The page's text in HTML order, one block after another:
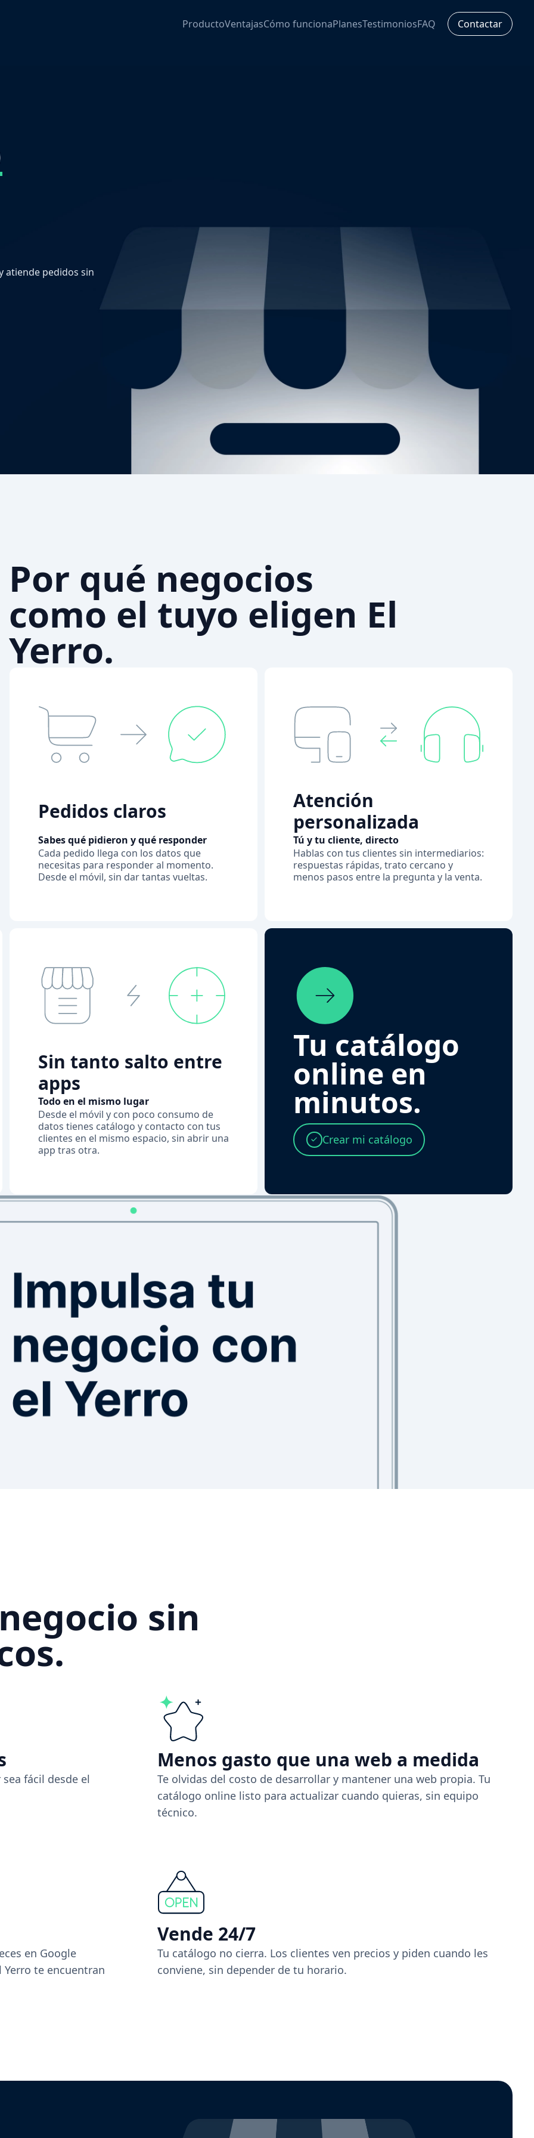
ProductoVentajasCómo funcionaPlanesTestimoniosFAQ Contactar
atiende pedidos sin
Por qué negocios
como el tuyo eligen El
Yerro.
Pedidos claros
Sabes qué pidieron y qué responder
Cada pedido llega con los datos que
necesitas para responder al momento.
Desde el móvil, sin dar tantas vueltas.
Atención
personalizada
Tú y tu cliente, directo
Hablas con tus clientes sin intermediarios:
respuestas rápidas, trato cercano y
menos pasos entre la pregunta y la venta.
Sin tanto salto entre
apps
Todo en el mismo lugar
Desde el móvil y con poco consumo de
datos tienes catálogo y contacto con tus
clientes en el mismo espacio, sin abrir una
app tras otra.
Tu catálogo
online en
minutos.
Crear mi catálogo
sin
fácil desde el
Menos gasto que una web a medida
Te olvidas del costo de desarrollar y mantener una web propia. Tu
catálogo online listo para actualizar cuando quieras, sin equipo
técnico.
en Google
Yerro te encuentran
Vende 24/7
Tu catálogo no cierra. Los clientes ven precios y piden cuando les
conviene, sin depender de tu horario.